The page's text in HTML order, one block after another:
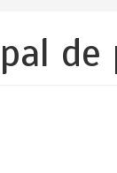
de